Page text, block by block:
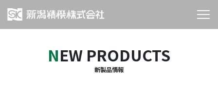
NEW PRODUCTS
新製品情報